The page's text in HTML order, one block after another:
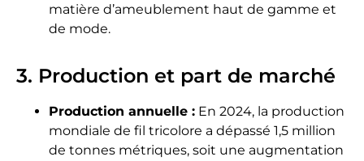
matière d’ameublement haut de gamme et
de mode.
3. Production et part de marché
Production annuelle : En 2024, la production
mondiale de fil tricolore a dépassé 1,5 million
de tonnes métriques, soit une augmentation